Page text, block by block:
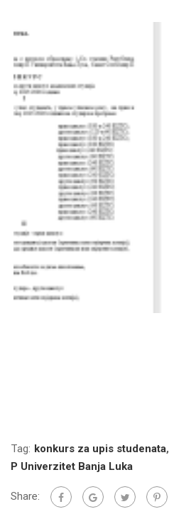
Tag: konkurs za upis studenata,
P Univerzitet Banja Luka
Share: